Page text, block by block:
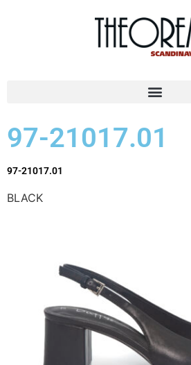
97-21017.01
97-21017.01
BLACK